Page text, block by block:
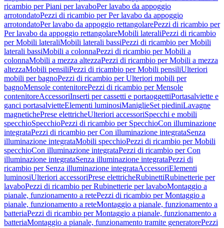
ricambio per Piani per lavaboPer lavabo da appoggio
arrotondatoPezzi di ricambio per Per lavabo da appoggio
arrotondatoPer lavabo da appoggio rettangolarePezzi di ricambio per
Per lavabo da appoggio rettangolareMobili lateraliPezzi di ricambio
per Mobili lateraliMobili laterali bassiPezzi di ricambio per Mobili
laterali bassiMobili a colonnaPezzi di ricambio per Mobili a
colonnaMobili a mezza altezzaPezzi di ricambio per Mobili a mezza
altezzaMobili pensiliPezzi di ricambio per Mobili pensiliUlteriori
mobili per bagnoPezzi di ricambio per Ulteriori mobili per
bagnoMensole contenitorePezzi di ricambio per Mensole
contenitoreAccessoriInserti per cassetti e portaoggettiPortasalviette e
ganci portasalvietteElementi luminosiManiglieSet piediniLavagne
magnetichePrese elettricheUlteriori accessoriSpecchi e mobili
specchioSpecchioPezzi di ricambio per SpecchioCon illuminazione
integrataPezzi di ricambio per Con illuminazione integrataSenza
illuminazione integrataMobili specchioPezzi di ricambio per Mobili
specchioCon illuminazione integrataPezzi di ricambio per Con
illuminazione integrataSenza illuminazione integrataPezzi di
ricambio per Senza illuminazione integrataAccessoriElementi
luminosiUlteriori accessoriPrese elettricheRubinettiRubinetterie per
lavaboPezzi di ricambio per Rubinetterie per lavaboMontaggio a
pianale, funzionamento a retePezzi di ricambio per Montaggio a
pianale, funzionamento a reteMontaggio a pianale, funzionamento a
batteriaPezzi di ricambio per Montaggio a pianale, funzionamento a
batteriaMontaggio a pianale, funzionamento tramite generatorePezzi